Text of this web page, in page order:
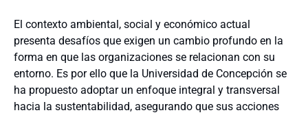
El contexto ambiental, social y económico actual
presenta desafíos que exigen un cambio profundo en la
forma en que las organizaciones se relacionan con su
entorno. Es por ello que la Universidad de Concepción se
ha propuesto adoptar un enfoque integral y transversal
hacia la sustentabilidad, asegurando que sus acciones